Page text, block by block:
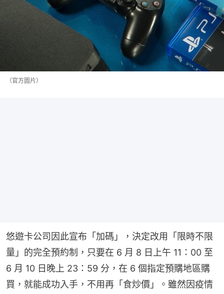
（官方圖片）
悠遊卡公司因此宣布「加碼」，決定改用「限時不限
量」的完全預約制，只要在 6 月 8 日上午 11：00 至
6 月 10 日晚上 23：59 分，在 6 個指定預購地區購
買，就能成功入手，不用再「食炒價」。雖然因疫情